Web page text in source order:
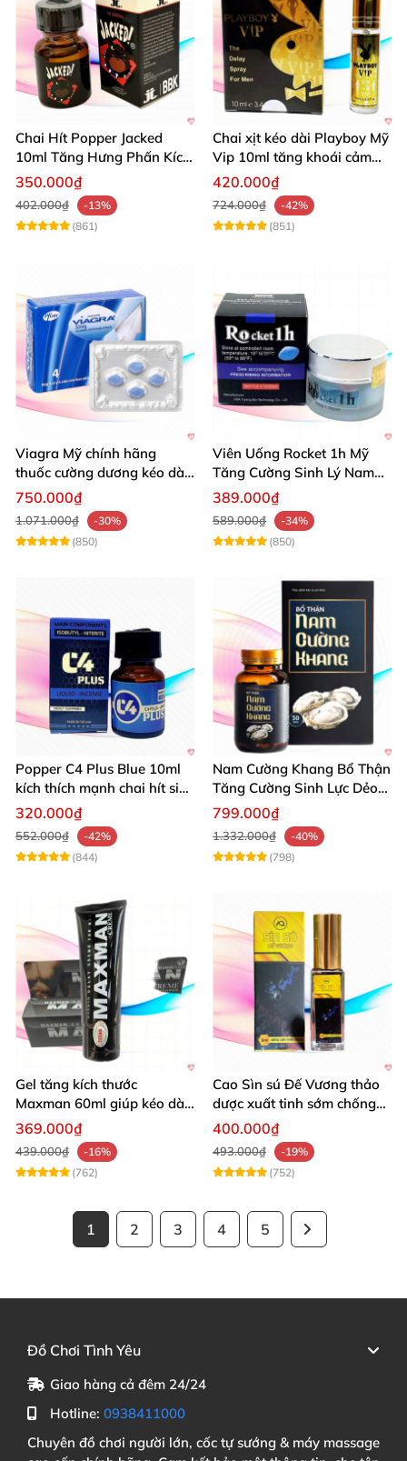
Chai Hít Popper Jacked
10ml Tăng Hưng Phấn Kích
Thích Mạnh Mẽ
350.000₫
402.000₫
-13%
(861)
Chai xịt kéo dài Playboy Mỹ
Vip 10ml tăng khoái cảm
nam
420.000₫
724.000₫
-42%
(851)
Viagra Mỹ chính hãng
thuốc cường dương kéo dài
thời gian hiệu quả cho Nam
750.000₫
1.071.000₫
-30%
(850)
Viên Uống Rocket 1h Mỹ
Tăng Cường Sinh Lý Nam
Hỗ Trợ Mạnh
389.000₫
589.000₫
-34%
(850)
Popper C4 Plus Blue 10ml
kích thích mạnh chai hít siêu
đỉnh
320.000₫
552.000₫
-42%
(844)
Nam Cường Khang Bổ Thận
Tăng Cường Sinh Lực Dẻo
Dai Mạnh Mẽ
799.000₫
1.332.000₫
-40%
(798)
Gel tăng kích thước
Maxman 60ml giúp kéo dài
thời gian quan hệ hiệu quả
369.000₫
439.000₫
-16%
(762)
Cao Sìn sú Đế Vương thảo
dược xuất tinh sớm chống
hiệu quả nhất
400.000₫
493.000₫
-19%
(752)
1 2 3 4 5
Đồ Chơi Tình Yêu
Giao hàng cả đêm 24/24
Hotline: 0938411000
Chuyên đồ chơi người lớn, cốc tự sướng & máy massage